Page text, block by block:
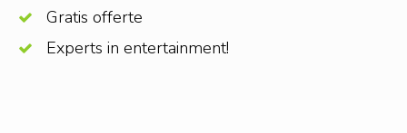
Gratis offerte
Experts in entertainment!